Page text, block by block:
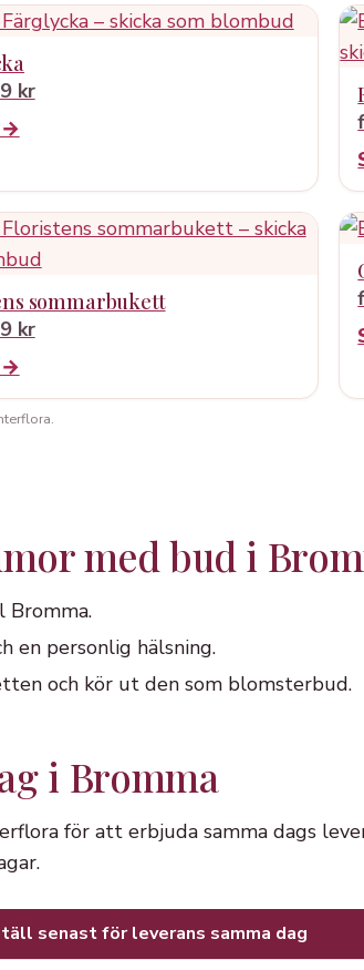
kr
→
sommarbukett
kr
→
med bud i
Bromma.
en personlig hälsning.
och kör ut den som blomsterbud.
i Bromma
för att erbjuda samma dags
senast för leverans samma dag